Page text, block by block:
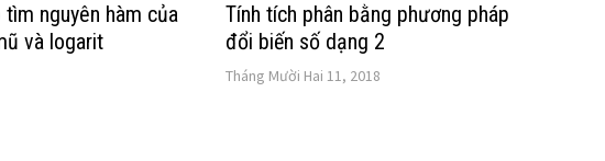
tìm nguyên hàm của
và logarit
Tính tích phân bằng phương pháp
đổi biến số dạng 2
Tháng Mười Hai 11, 2018